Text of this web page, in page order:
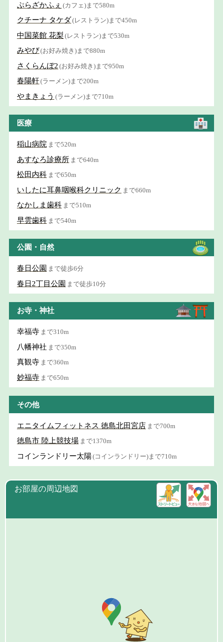
ぷらざかふぇ (カフェ)まで580m
クチーナ タケダ(レストラン)まで450m
中国菜館 花梨 (レストラン)まで530m
みやび(お好み焼き)まで880m
さくらんぼ2 (お好み焼き)まで950m
春陽軒(ラーメン)まで200m
やまきょう (ラーメン)まで710m
医療
稲山病院 まで520m
あすなろ診療所 まで640m
松田内科 まで650m
いしたに耳鼻咽喉科クリニック まで660m
なかしま歯科 まで510m
早雲歯科 まで540m
公園・自然
春日公園 まで徒歩6分
春日2丁目公園 まで徒歩10分
お寺・神社
幸福寺 まで310m
八幡神社 まで350m
真観寺 まで360m
妙福寺 まで650m
その他
エニタイムフィットネス 徳島北田宮店 まで700m
徳島市 陸上競技場 まで1370m
コインランドリー太陽(コインランドリー)まで710m
お部屋の周辺地図